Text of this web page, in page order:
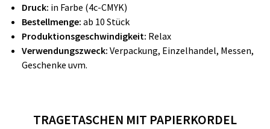
Druck: in Farbe (4c-CMYK)
Bestellmenge: ab 10 Stück
Produktionsgeschwindigkeit: Relax
Verwendungszweck: Verpackung, Einzelhandel, Messen,
Geschenke uvm.
TRAGETASCHEN MIT PAPIERKORDEL